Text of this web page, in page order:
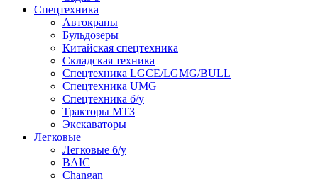
Спецтехника
Автокраны
Бульдозеры
Китайская спецтехника
Складская техника
Спецтехника LGCE/LGMG/BULL
Спецтехника UMG
Спецтехника б/у
Тракторы МТЗ
Экскаваторы
Легковые
Легковые б/у
BAIC
Changan